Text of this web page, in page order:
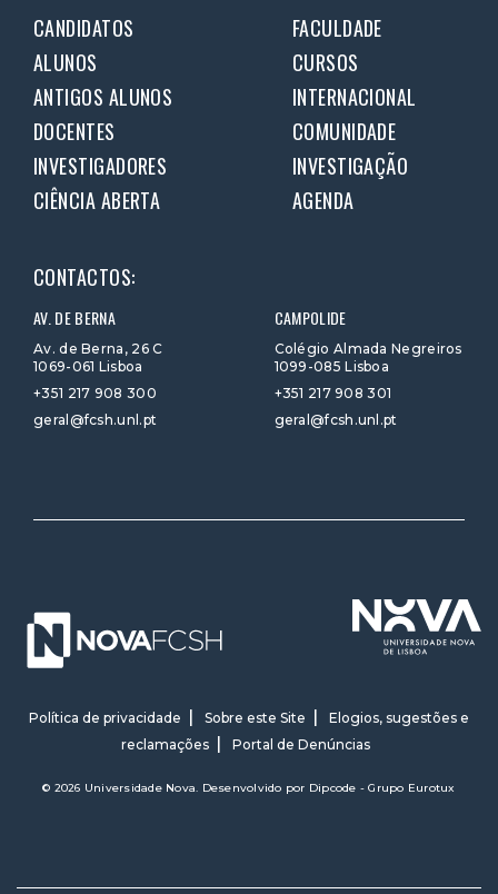
CANDIDATOS
FACULDADE
ALUNOS
CURSOS
ANTIGOS ALUNOS
INTERNACIONAL
DOCENTES
COMUNIDADE
INVESTIGADORES
INVESTIGAÇÃO
CIÊNCIA ABERTA
AGENDA
CONTACTOS:
AV. DE BERNA
Av. de Berna, 26 C
1069-061 Lisboa
+351 217 908 300
geral@fcsh.unl.pt
CAMPOLIDE
Colégio Almada Negreiros
1099-085 Lisboa
+351 217 908 301
geral@fcsh.unl.pt
Política de privacidade Sobre este Site
Elogios, sugestões e
reclamações
Portal de Denúncias
© 2026 Universidade Nova. Desenvolvido por Dipcode - Grupo Eurotux